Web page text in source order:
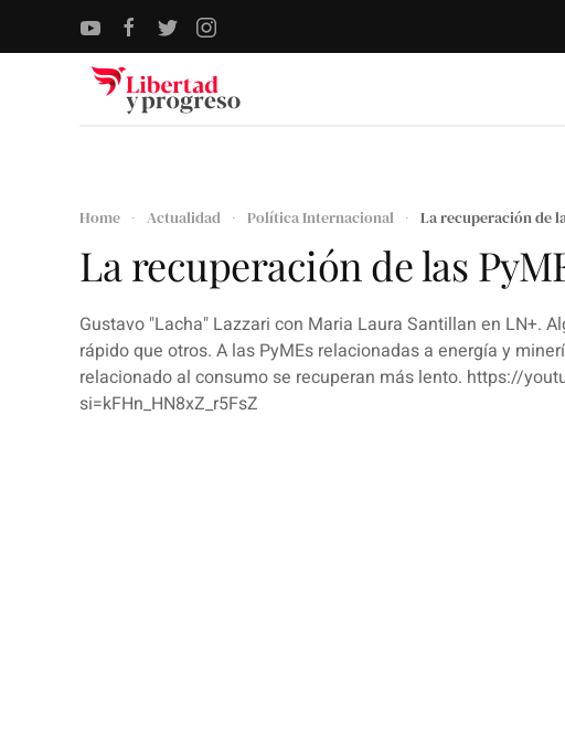
Skip to main content
Home Actualidad Política Internacional La recuperación de
La recuperación de las
Gustavo "Lacha" Lazzari con Maria Laura Santillan en LN+.
rápido que otros. A las PyMEs relacionadas a energía y
relacionado al consumo se recuperan más lento. https://
si=kFHn_HN8xZ_r5FsZ